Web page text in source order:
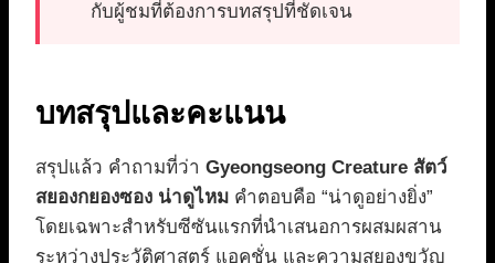
กับผู้ชมที่ต้องการบทสรุปที่ชัดเจน
บทสรุปและคะแนน
สรุปแล้ว คำถามที่ว่า Gyeongseong Creature สัตว์
สยองกยองซอง น่าดูไหม คำตอบคือ “น่าดูอย่างยิ่ง”
โดยเฉพาะสำหรับซีซันแรกที่นำเสนอการผสมผสาน
ระหว่างประวัติศาสตร์ แอคชั่น และความสยองขวัญ